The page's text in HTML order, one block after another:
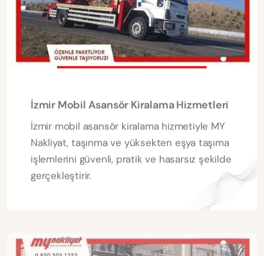
İzmir Mobil Asansör Kiralama Hizmetleri
İzmir mobil asansör kiralama hizmetiyle MY
Nakliyat, taşınma ve yüksekten eşya taşıma
işlemlerini güvenli, pratik ve hasarsız şekilde
gerçekleştirir.